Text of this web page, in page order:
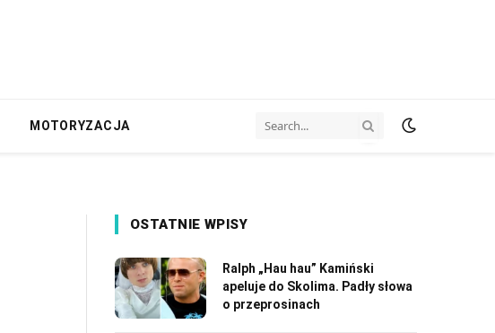
MOTORYZACJA
OSTATNIE WPISY
Ralph „Hau hau” Kamiński
apeluje do Skolima. Padły słowa
o przeprosinach